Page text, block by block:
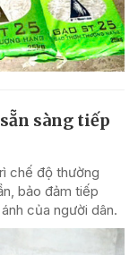
sàng tiếp
chế độ thường
bảo đảm tiếp
của người dân.